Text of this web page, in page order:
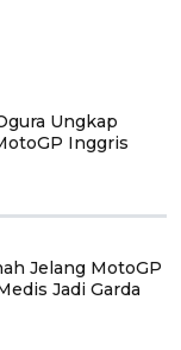
Ungkap
Inggris
Jelang MotoGP
Jadi Garda